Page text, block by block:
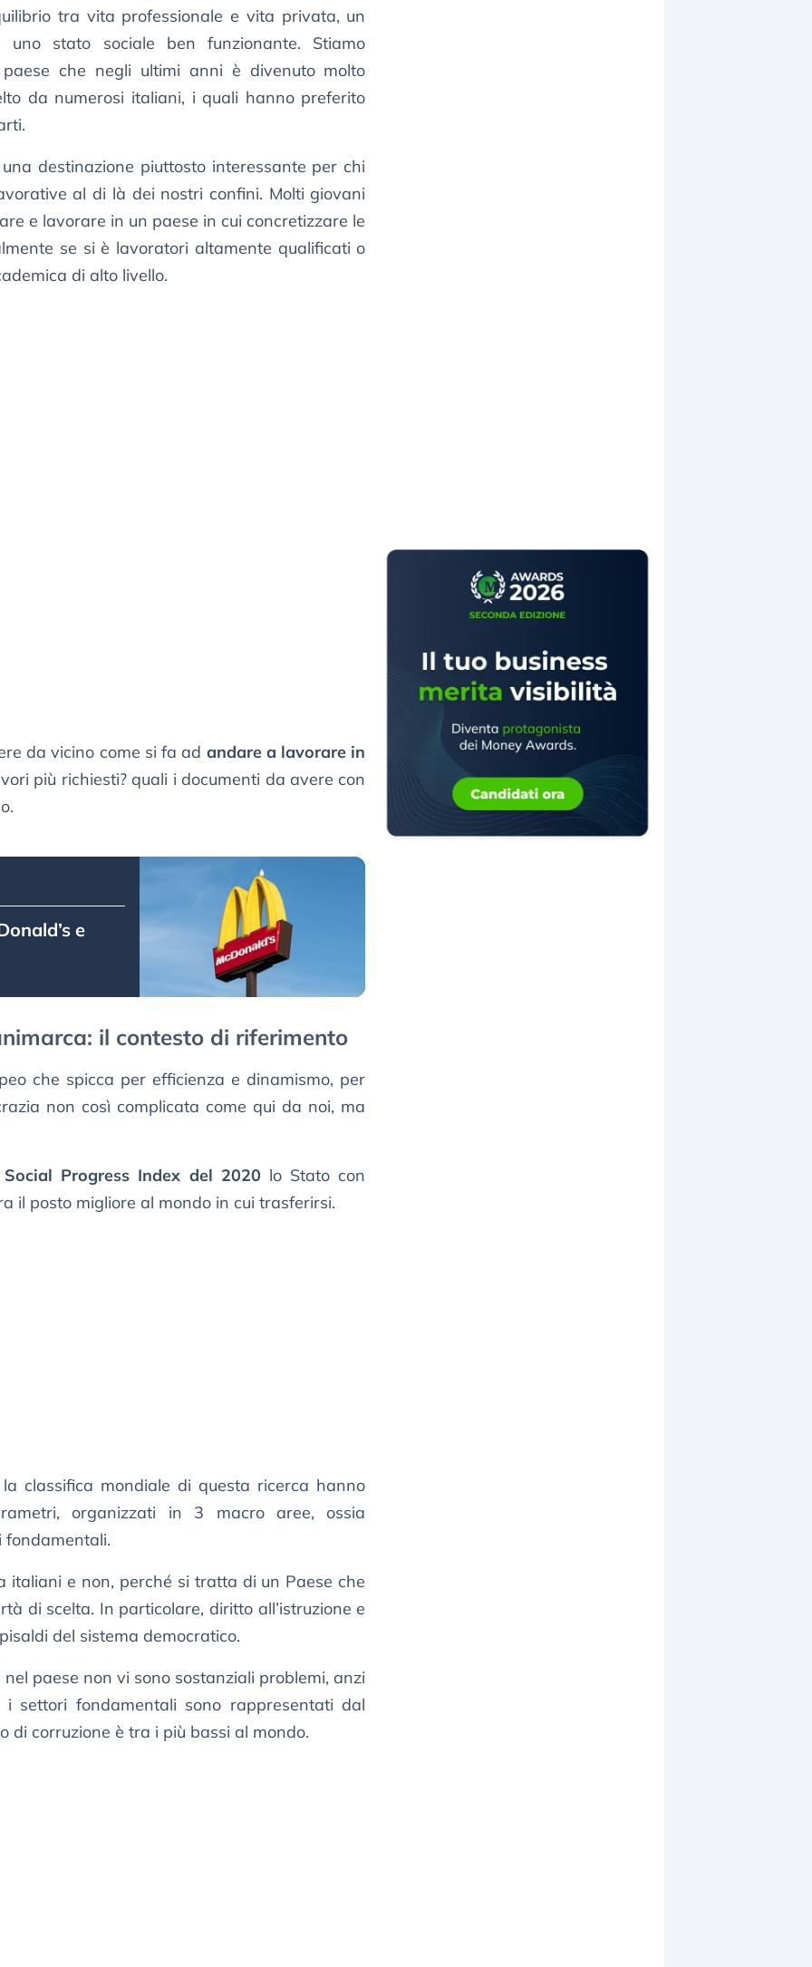
tra vita professionale e vita privata, un
stato sociale ben funzionante. Stiamo
che negli ultimi anni è divenuto molto
da numerosi italiani, i quali hanno preferito
destinazione piuttosto interessante per chi
al di là dei nostri confini. Molti giovani
e lavorare in un paese in cui concretizzare le
se si è lavoratori altamente qualificati o
di alto livello.
da vicino come si fa ad andare a lavorare in
più richiesti? quali i documenti da avere con
e
il contesto di riferimento
che spicca per efficienza e dinamismo, per
non così complicata come qui da noi, ma
Social Progress Index del 2020 lo Stato con
il posto migliore al mondo in cui trasferirsi.
classifica mondiale di questa ricerca hanno
organizzati in 3 macro aree, ossia
fondamentali.
italiani e non, perché si tratta di un Paese che
di scelta. In particolare, diritto all’istruzione e
del sistema democratico.
nel paese non vi sono sostanziali problemi, anzi
settori fondamentali sono rappresentati dal
di corruzione è tra i più bassi al mondo.